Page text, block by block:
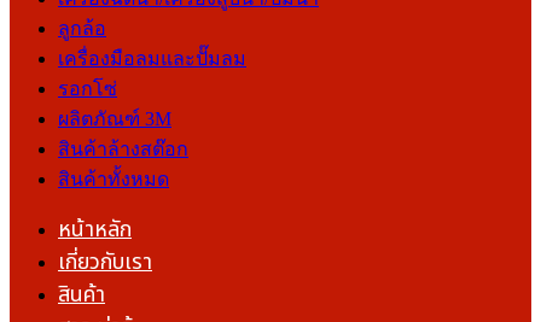
ลูกล้อ
เครื่องมือลมและปั๊มลม
รอกโซ่
ผลิตภัณฑ์ 3M
สินค้าล้างสต๊อก
สินค้าทั้งหมด
หน้าหลัก
เกี่ยวกับเรา
สินค้า